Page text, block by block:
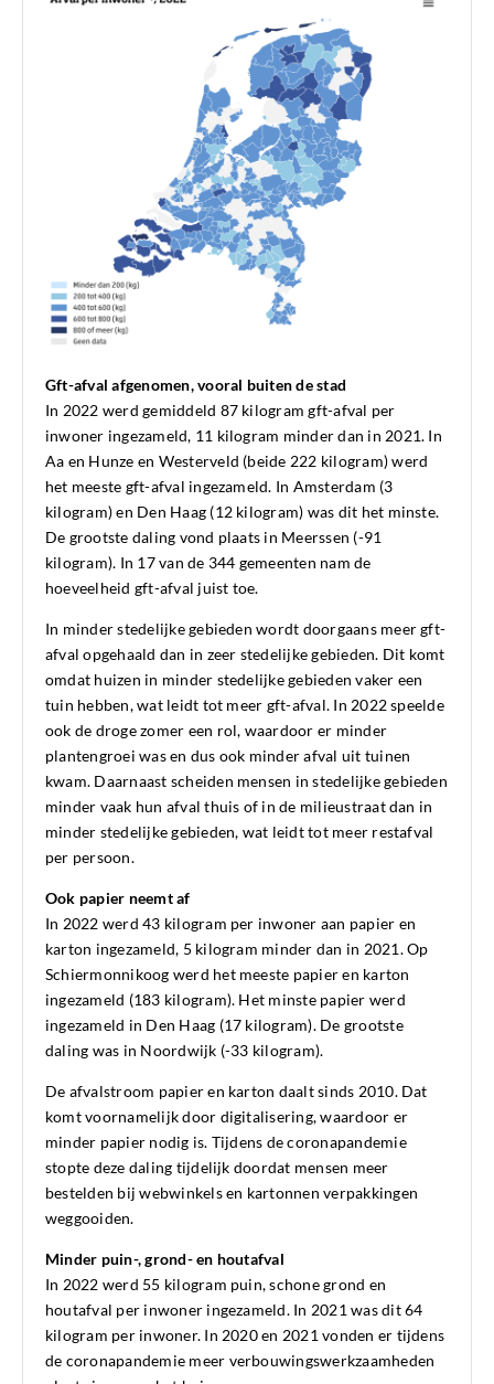
Gft-afval afgenomen, vooral buiten de stad
In 2022 werd gemiddeld 87 kilogram gft-afval per
inwoner ingezameld, 11 kilogram minder dan in 2021. In
Aa en Hunze en Westerveld (beide 222 kilogram) werd
het meeste gft-afval ingezameld. In Amsterdam (3
kilogram) en Den Haag (12 kilogram) was dit het minste.
De grootste daling vond plaats in Meerssen (-91
kilogram). In 17 van de 344 gemeenten nam de
hoeveelheid gft-afval juist toe.
In minder stedelijke gebieden wordt doorgaans meer gft-
afval opgehaald dan in zeer stedelijke gebieden. Dit komt
omdat huizen in minder stedelijke gebieden vaker een
tuin hebben, wat leidt tot meer gft-afval. In 2022 speelde
ook de droge zomer een rol, waardoor er minder
plantengroei was en dus ook minder afval uit tuinen
kwam. Daarnaast scheiden mensen in stedelijke gebieden
minder vaak hun afval thuis of in de milieustraat dan in
minder stedelijke gebieden, wat leidt tot meer restafval
per persoon.
Ook papier neemt af
In 2022 werd 43 kilogram per inwoner aan papier en
karton ingezameld, 5 kilogram minder dan in 2021. Op
Schiermonnikoog werd het meeste papier en karton
ingezameld (183 kilogram). Het minste papier werd
ingezameld in Den Haag (17 kilogram). De grootste
daling was in Noordwijk (-33 kilogram).
De afvalstroom papier en karton daalt sinds 2010. Dat
komt voornamelijk door digitalisering, waardoor er
minder papier nodig is. Tijdens de coronapandemie
stopte deze daling tijdelijk doordat mensen meer
bestelden bij webwinkels en kartonnen verpakkingen
weggooiden.
Minder puin-, grond- en houtafval
In 2022 werd 55 kilogram puin, schone grond en
houtafval per inwoner ingezameld. In 2021 was dit 64
kilogram per inwoner. In 2020 en 2021 vonden er tijdens
de coronapandemie meer verbouwingswerkzaamheden